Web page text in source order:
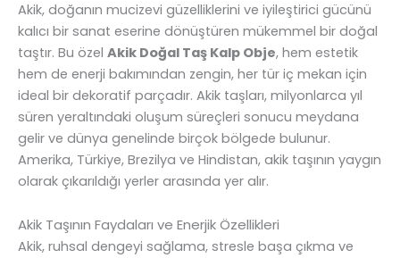
Akik, doğanın mucizevi güzelliklerini ve iyileştirici gücünü
kalıcı bir sanat eserine dönüştüren mükemmel bir doğal
taştır. Bu özel Akik Doğal Taş Kalp Obje, hem estetik
hem de enerji bakımından zengin, her tür iç mekan için
ideal bir dekoratif parçadır. Akik taşları, milyonlarca yıl
süren yeraltındaki oluşum süreçleri sonucu meydana
gelir ve dünya genelinde birçok bölgede bulunur.
Amerika, Türkiye, Brezilya ve Hindistan, akik taşının yaygın
olarak çıkarıldığı yerler arasında yer alır.
Akik Taşının Faydaları ve Enerjik Özellikleri
Akik, ruhsal dengeyi sağlama, stresle başa çıkma ve